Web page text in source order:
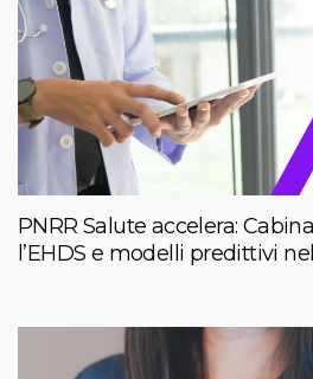
PNRR Salute accelera:
l’EHDS e modelli predittivi